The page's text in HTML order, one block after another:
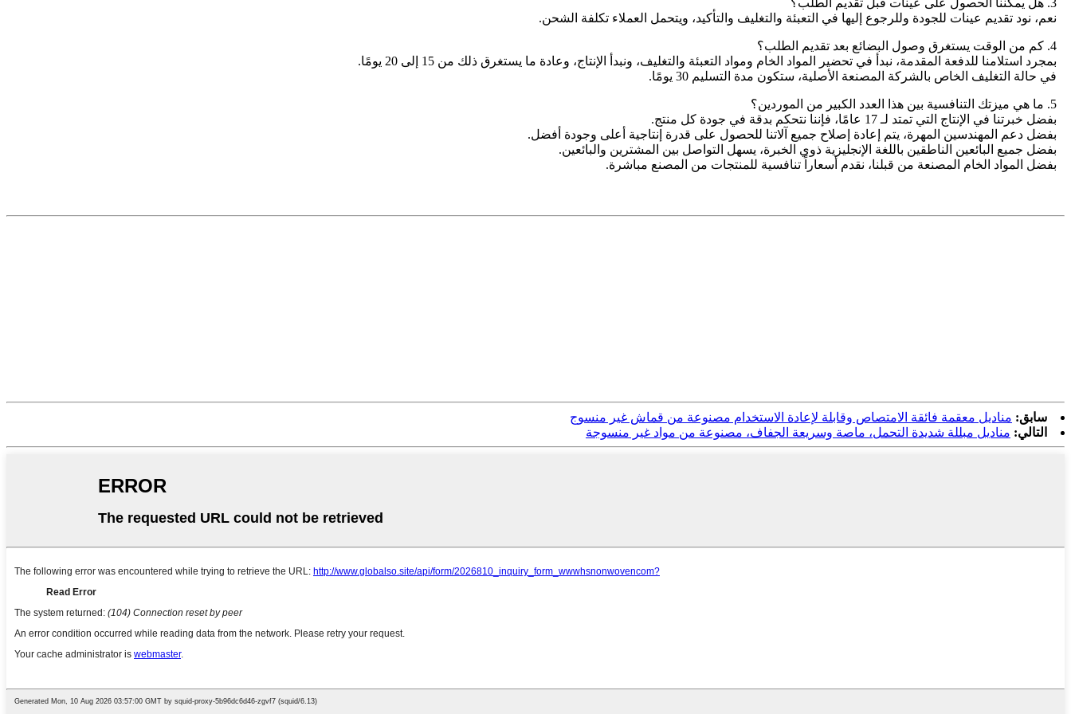
3. هل يمكننا الحصول على عينات قبل تقديم الطلب؟
نعم، نود تقديم عينات للجودة وللرجوع إليها في التعبئة والتغليف والتأكيد، ويتحمل العملاء تكلفة الشحن.
4. كم من الوقت يستغرق وصول البضائع بعد تقديم الطلب؟
بمجرد استلامنا للدفعة المقدمة، نبدأ في تحضير المواد الخام ومواد التعبئة والتغليف، ونبدأ الإنتاج، وعادة ما يستغرق ذلك من 15 إلى 20 يومًا.
في حالة التغليف الخاص بالشركة المصنعة الأصلية، ستكون مدة التسليم 30 يومًا.
5. ما هي ميزتك التنافسية بين هذا العدد الكبير من الموردين؟
بفضل خبرتنا في الإنتاج التي تمتد لـ 17 عامًا، فإننا نتحكم بدقة في جودة كل منتج.
بفضل دعم المهندسين المهرة، يتم إعادة إصلاح جميع آلاتنا للحصول على قدرة إنتاجية أعلى وجودة أفضل.
بفضل جميع البائعين الناطقين باللغة الإنجليزية ذوي الخبرة، يسهل التواصل بين المشترين والبائعين.
بفضل المواد الخام المصنعة من قبلنا، نقدم أسعاراً تنافسية للمنتجات من المصنع مباشرة.
سابق: مناديل معقمة فائقة الامتصاص وقابلة لإعادة الاستخدام مصنوعة من قماش غير منسوج
التالي: مناديل مبللة شديدة التحمل، ماصة وسريعة الجفاف، مصنوعة من مواد غير منسوجة